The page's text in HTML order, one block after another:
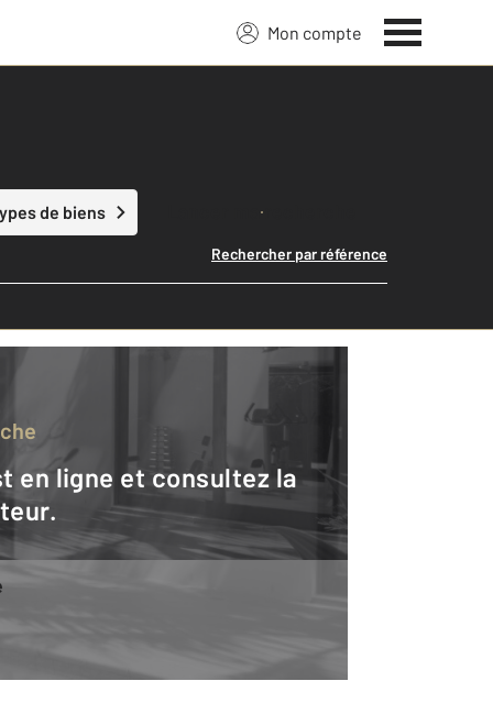
Mon compte
de biens Lancer ma recherche
Rechercher par référence